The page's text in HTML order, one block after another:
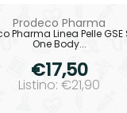
Prodeco Pharma
Pharma Linea Pelle GSE
One Body...
€17,50
Listino: €21,90